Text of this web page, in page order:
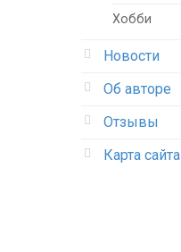
Хобби
Новости
Об авторе
Отзывы
Карта сайта